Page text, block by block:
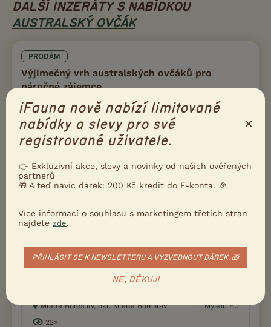
DALŠÍ INZERÁTY S NABÍDKOU
AUSTRALSKÝ OVČÁK
PRODÁM
Výjimečný vrh australských ovčáků pro
náročné zájemce
aktivnější ale žádný šilenec, oba miluji lidí, vyrůstají v domácím
Mladá Boleslav, okr. Mladá Boleslav
Mystic F...
22×
iFauna nově nabízí limitované
nabídky a slevy pro své
registrované uživatele.
×
👉 Exkluzivní akce, slevy a novinky od našich ověřených
partnerů
🎁 A teď navíc dárek: 200 Kč kredit do F-konta. 🎉
Více informací o souhlasu s marketingem třetích stran
najdete zde.
PŘIHLÁSIT SE K NEWSLETTERU A VYZVEDNOUT DÁREK. 🎁
NE, DĚKUJI